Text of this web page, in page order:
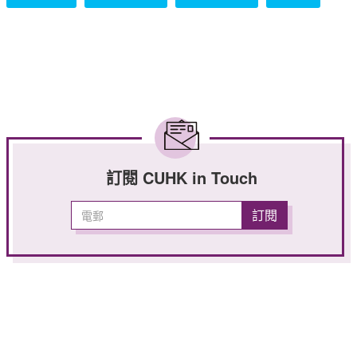
訂閱 CUHK in Touch